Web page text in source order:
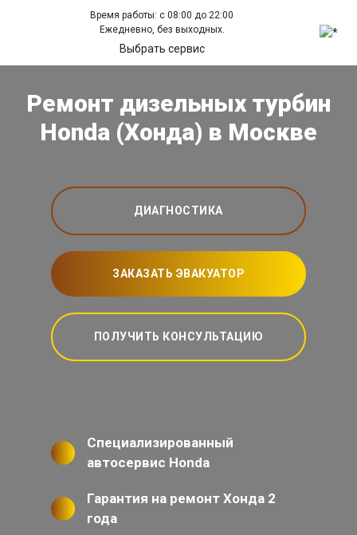
Время работы: с 08:00 до 22:00
Ежедневно, без выходных.
Выбрать сервис
Ремонт дизельных турбин
Honda (Хонда) в Москве
ДИАГНОСТИКА
ЗАКАЗАТЬ ЭВАКУАТОР
ПОЛУЧИТЬ КОНСУЛЬТАЦИЮ
Специализированный
автосервис Honda
Гарантия на ремонт Хонда 2
года